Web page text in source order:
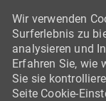
Wir verwenden
Surferlebnis zu
analysieren und
Erfahren Sie, wie
Sie sie
Seite Cookie-